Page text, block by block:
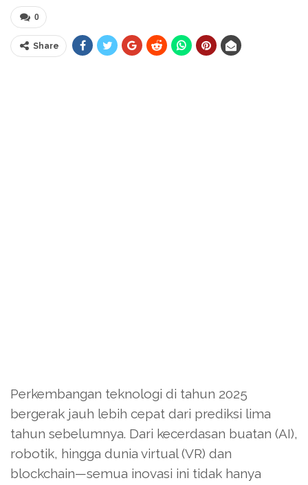
0
Share
Perkembangan teknologi di tahun 2025
bergerak jauh lebih cepat dari prediksi lima
tahun sebelumnya. Dari kecerdasan buatan (AI),
robotik, hingga dunia virtual (VR) dan
blockchain—semua inovasi ini tidak hanya